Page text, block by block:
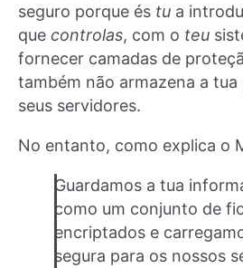
seguro porque és tu a
que controlas, com o teu
fornecer camadas de
também não armazena a
seus servidores.
No entanto, como explica o
Guardamos a tua
como um conjunto de
encriptados e
segura para os nossos